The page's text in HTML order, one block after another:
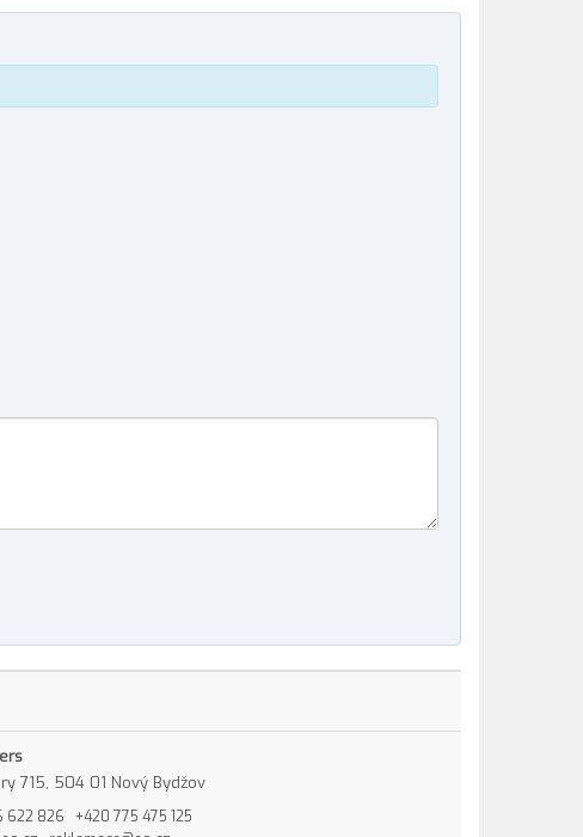
715, 504 01 Nový Bydžov
622 826
+420 775 475 125